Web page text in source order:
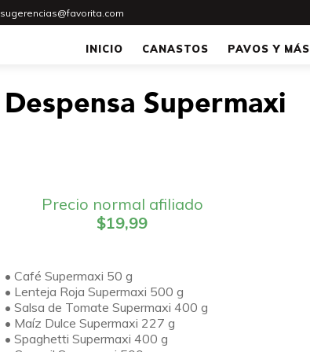
sugerencias@favorita.com
INICIO CANASTOS PAVOS Y MÁS
Despensa Supermaxi
Precio normal afiliado
$19,99
• Café Supermaxi 50 g
• Lenteja Roja Supermaxi 500 g
• Salsa de Tomate Supermaxi 400 g
• Maíz Dulce Supermaxi 227 g
• Spaghetti Supermaxi 400 g